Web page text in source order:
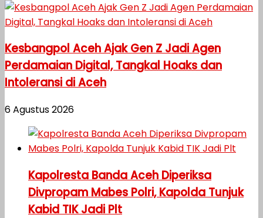
Kesbangpol Aceh Ajak Gen Z Jadi Agen
Perdamaian Digital, Tangkal Hoaks dan
Intoleransi di Aceh
6 Agustus 2026
Kapolresta Banda Aceh Diperiksa
Divpropam Mabes Polri, Kapolda Tunjuk
Kabid TIK Jadi Plt